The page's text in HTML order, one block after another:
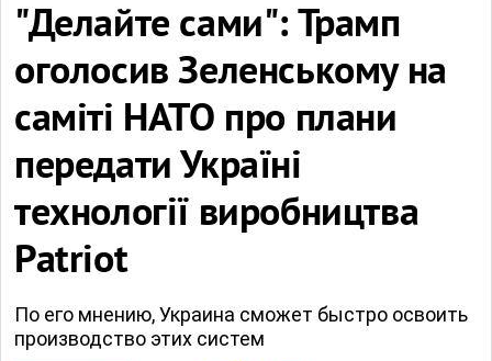
"Делайте сами": Трамп
оголосив Зеленському на
саміті НАТО про плани
передати Україні
технології виробництва
Patriot
По его мнению, Украина сможет быстро освоить
производство этих систем